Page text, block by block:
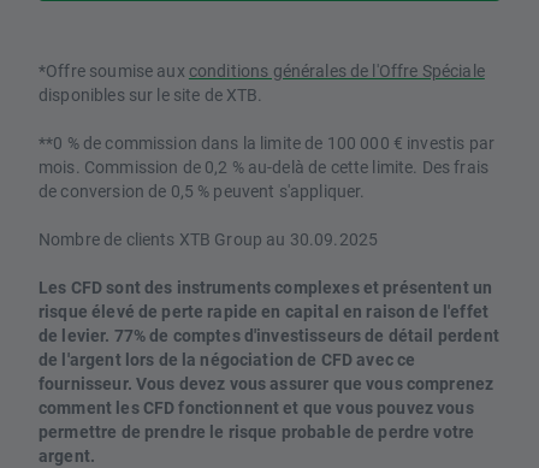
*Offre soumise aux conditions générales de l'Offre Spéciale
disponibles sur le site de XTB.
**0 % de commission dans la limite de 100 000 € investis par
mois. Commission de 0,2 % au-delà de cette limite. Des frais
de conversion de 0,5 % peuvent s'appliquer.
Nombre de clients XTB Group au 30.09.2025
Les CFD sont des instruments complexes et présentent un
risque élevé de perte rapide en capital en raison de l'effet
de levier. 77% de comptes d'investisseurs de détail perdent
de l'argent lors de la négociation de CFD avec ce
fournisseur. Vous devez vous assurer que vous comprenez
comment les CFD fonctionnent et que vous pouvez vous
permettre de prendre le risque probable de perdre votre
argent.